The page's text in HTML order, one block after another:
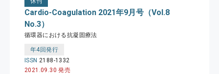
Cardio-Coagulation 2021年9月号（Vol.8
No.3）
循環器における抗凝固療法
年4回発行
ISSN 2188-1332
2021.09.30 発売